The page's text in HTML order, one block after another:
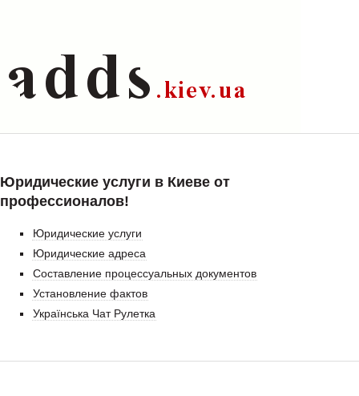
Юридические услуги в Киеве от
профессионалов!
Юридические услуги
Юридические адреса
Составление процессуальных документов
Установление фактов
Українська Чат Рулетка